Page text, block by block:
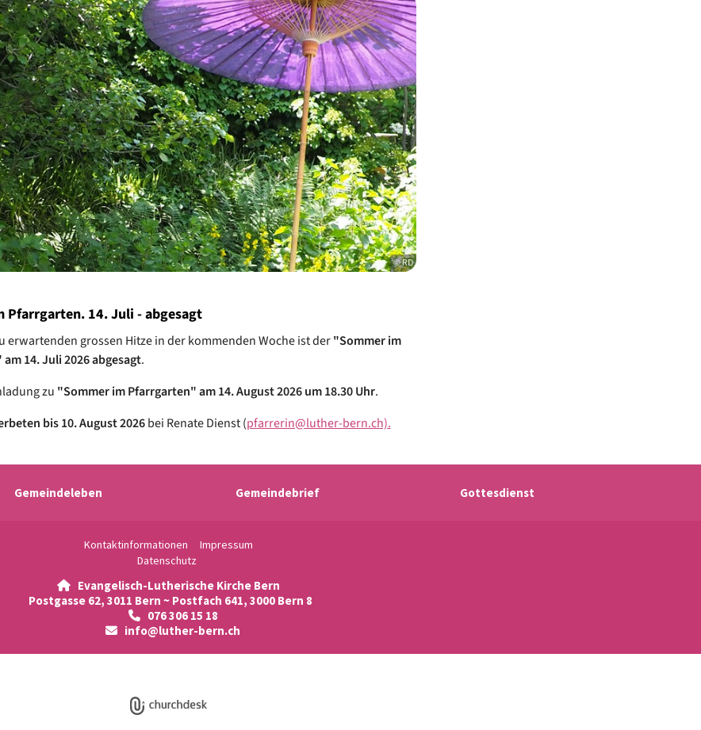
© RD
Pfarrgarten. 14. Juli - abgesagt
erwartenden grossen Hitze in der kommenden Woche ist der"Sommer im
14. Juli 2026 abgesagt.
zu "Sommer im Pfarrgarten" am 14. August 2026 um 18.30 Uhr.
bis 10. August 2026bei Renate Dienst (pfarrerin@luther-bern.ch).
Gemeindeleben Gemeindebrief Gottesdienst
Kontaktinformationen
Impressum
Datenschutz
Evangelisch-Lutherische Kirche Bern
Postgasse 62, 3011 Bern ~ Postfach 641, 3000 Bern 8
076 306 15 18
 info@luther-bern.ch